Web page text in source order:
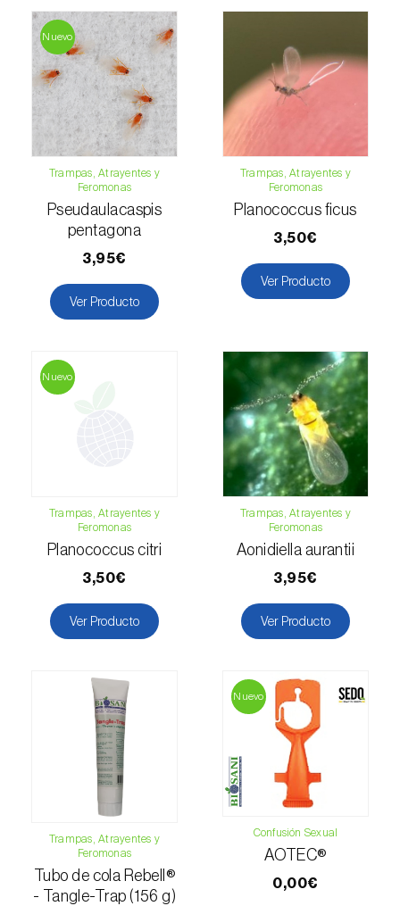
Nuevo
Trampas, Atrayentes y
Feromonas
Pseudaulacaspis
pentagona
3,95€
Ver Producto
Trampas, Atrayentes y
Feromonas
Planococcus ficus
3,50€
Ver Producto
Nuevo
Trampas, Atrayentes y
Feromonas
Planococcus citri
3,50€
Ver Producto
Trampas, Atrayentes y
Feromonas
Aonidiella aurantii
3,95€
Ver Producto
Trampas, Atrayentes y
Feromonas
Tubo de cola Rebell®
- Tangle-Trap (156 g)
Nuevo
Confusión Sexual
AOTEC®
0,00€